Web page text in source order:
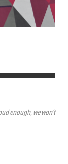
enough, we won’t